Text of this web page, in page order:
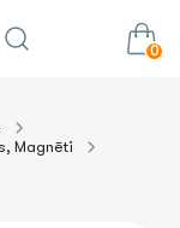
0
0.00€
Magnēti